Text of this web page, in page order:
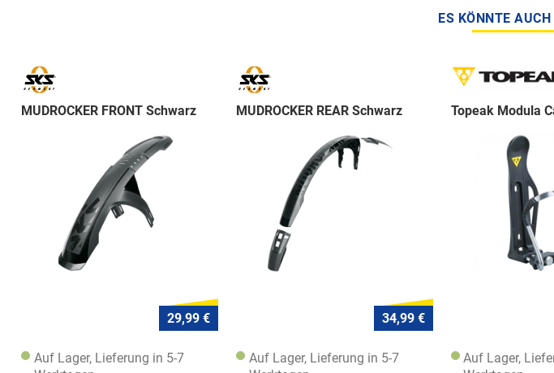
ES KÖNNTE
MUDROCKER FRONT Schwarz
29,99 €
Auf Lager, Lieferung in 5-7
MUDROCKER REAR Schwarz
34,99 €
Auf Lager, Lieferung in 5-7
Topeak Modula
Auf Lager,